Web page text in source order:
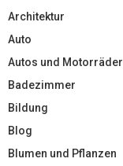
Architektur
Auto
Autos und Motorräder
Badezimmer
Bildung
Blog
Blumen und Pflanzen